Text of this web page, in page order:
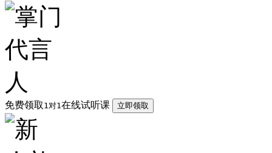
免费领取 1对1 在线试听课 立即领取